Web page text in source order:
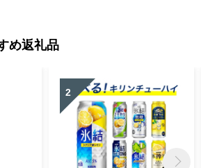
め返礼品
2